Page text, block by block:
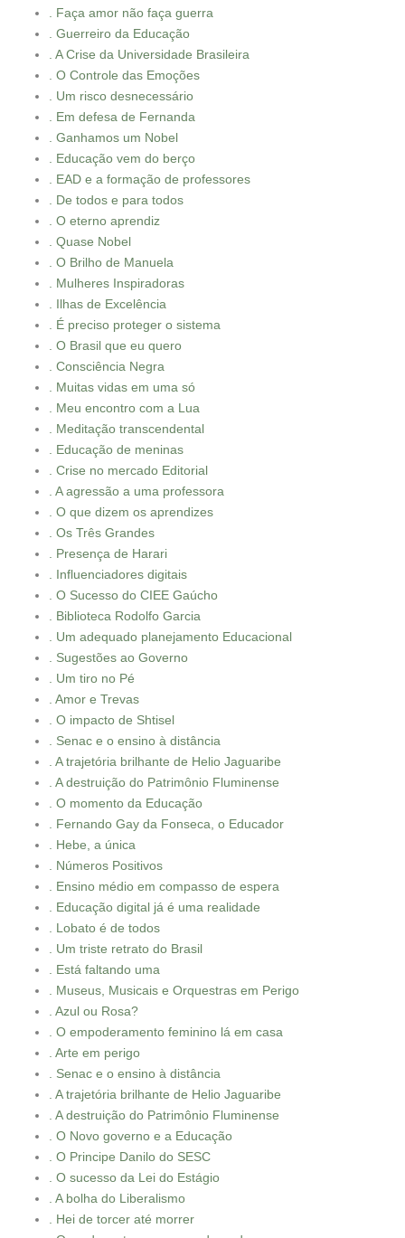
. Faça amor não faça guerra
. Guerreiro da Educação
. A Crise da Universidade Brasileira
. O Controle das Emoções
. Um risco desnecessário
. Em defesa de Fernanda
. Ganhamos um Nobel
. Educação vem do berço
. EAD e a formação de professores
. De todos e para todos
. O eterno aprendiz
. Quase Nobel
. O Brilho de Manuela
. Mulheres Inspiradoras
. Ilhas de Excelência
. É preciso proteger o sistema
. O Brasil que eu quero
. Consciência Negra
. Muitas vidas em uma só
. Meu encontro com a Lua
. Meditação transcendental
. Educação de meninas
. Crise no mercado Editorial
. A agressão a uma professora
. O que dizem os aprendizes
. Os Três Grandes
. Presença de Harari
. Influenciadores digitais
. O Sucesso do CIEE Gaúcho
. Biblioteca Rodolfo Garcia
. Um adequado planejamento Educacional
. Sugestões ao Governo
. Um tiro no Pé
. Amor e Trevas
. O impacto de Shtisel
. Senac e o ensino à distância
. A trajetória brilhante de Helio Jaguaribe
. A destruição do Patrimônio Fluminense
. O momento da Educação
. Fernando Gay da Fonseca, o Educador
. Hebe, a única
. Números Positivos
. Ensino médio em compasso de espera
. Educação digital já é uma realidade
. Lobato é de todos
. Um triste retrato do Brasil
. Está faltando uma
. Museus, Musicais e Orquestras em Perigo
. Azul ou Rosa?
. O empoderamento feminino lá em casa
. Arte em perigo
. Senac e o ensino à distância
. A trajetória brilhante de Helio Jaguaribe
. A destruição do Patrimônio Fluminense
. O Novo governo e a Educação
. O Principe Danilo do SESC
. O sucesso da Lei do Estágio
. A bolha do Liberalismo
. Hei de torcer até morrer